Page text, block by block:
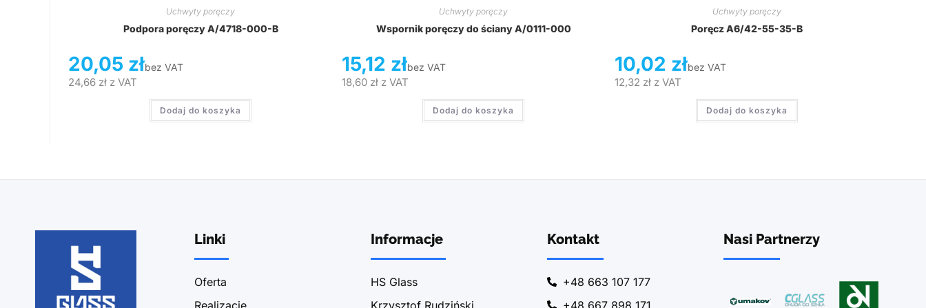
Uchwyty poręczy
Podpora poręczy A/4718-000-B
20,05 złbez VAT
24,66 zł z VAT
Dodaj do koszyka
Uchwyty poręczy
Wspornik poręczy do ściany A/0111-000
15,12 złbez VAT
18,60 złz VAT
Dodaj do koszyka
Uchwyty poręczy
Poręcz A6/42-55-35-B
10,02 złbez VAT
12,32 złz VAT
Dodaj do koszyka
Linki
Oferta
Realizacje
Informacje
HS Glass
Krzysztof Rudziński
Kontakt
+48 663 107 177
+48 667 898 171
Nasi Partnerzy